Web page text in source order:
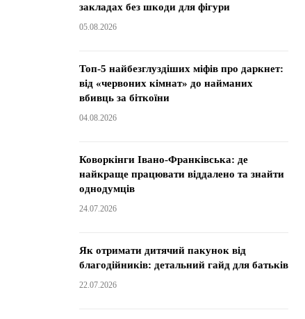
закладах без шкоди для фігури
05.08.2026
Топ-5 найбезглуздіших міфів про даркнет:
від «червоних кімнат» до найманих
вбивць за біткоїни
04.08.2026
Коворкінги Івано-Франківська: де
найкраще працювати віддалено та знайти
однодумців
24.07.2026
Як отримати дитячий пакунок від
благодійників: детальний гайд для батьків
22.07.2026